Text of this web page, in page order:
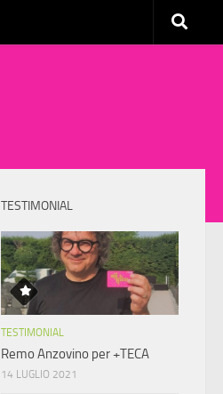
TESTIMONIAL
TESTIMONIAL
Remo Anzovino per +TECA
14 LUGLIO 2021